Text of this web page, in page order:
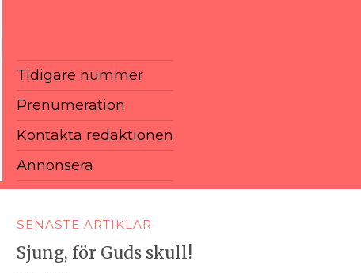
Tidigare nummer
Prenumeration
Kontakta redaktionen
Annonsera
SENASTE ARTIKLAR
Sjung, för Guds skull!